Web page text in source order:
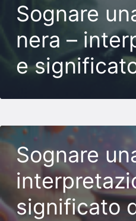
Sognare
nera –
e
Sognare
significato